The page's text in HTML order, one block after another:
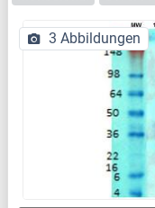
3 Abbildungen